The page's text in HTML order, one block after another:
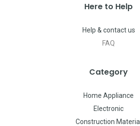
Here to Help
Help & contact us
FAQ
Category
Home Appliance
Electronic
Construction Material